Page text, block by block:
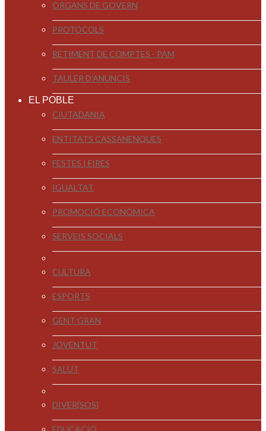
ÒRGANS DE GOVERN
PROTOCOLS
RETIMENT DE COMPTES - PAM
TAULER D'ANUNCIS
EL POBLE
CIUTADANIA
ENTITATS CASSANENQUES
FESTES I FIRES
IGUALTAT
PROMOCIÓ ECONÒMICA
SERVEIS SOCIALS
CULTURA
ESPORTS
GENT GRAN
JOVENTUT
SALUT
DIVER[SOS]
EDUCACIÓ